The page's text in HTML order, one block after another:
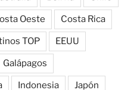
Oeste Costa Rica
TOP EEUU
Galápagos
Indonesia Japón